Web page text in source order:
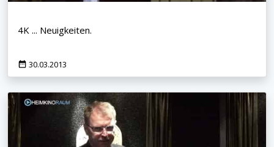
4K ... Neuigkeiten.
30.03.2013